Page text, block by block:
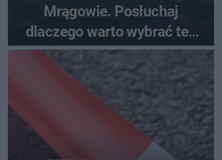
Mrągowie. Posłuchaj
dlaczego warto wybrać ten
kierunek na urlop!